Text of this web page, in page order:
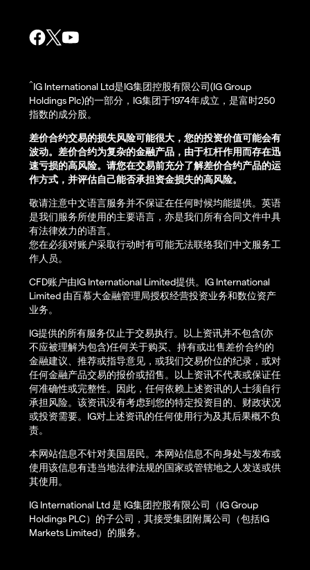
^IG International Ltd是IG集团控股有限公司(IG Group
Holdings Plc)的一部分，IG集团于1974年成立，是富时250
指数的成分股。
差价合约交易的损失风险可能很大，您的投资价值可能会有
波动。差价合约为复杂的金融产品，由于杠杆作用而存在迅
速亏损的高风险。请您在交易前充分了解差价合约产品的运
作方式，并评估自己能否承担资金损失的高风险。
敬请注意中文语言服务并不保证在任何时候均能提供。英语
是我们服务所使用的主要语言，亦是我们所有合同文件中具
有法律效力的语言。
您在必须对账户采取行动时有可能无法联络我们中文服务工
作人员。
CFD账户由IG International Limited提供。IG International
Limited 由百慕大金融管理局授权经营投资业务和数位资产
业务。
IG提供的所有服务仅止于交易执行。以上资讯并不包含(亦
不应被理解为包含)任何关于购买、持有或出售差价合约的
金融建议、推荐或指导意见，或我们交易价位的纪录，或对
任何金融产品交易的报价或招售。以上资讯不代表或保证任
何准确性或完整性。因此，任何依赖上述资讯的人士须自行
承担风险。该资讯没有考虑到您的特定投资目的、财政状况
或投资需要。IG对上述资讯的任何使用行为及其后果概不负
责。
本网站信息不针对美国居民。本网站信息不向身处与发布或
使用该信息有违当地法律法规的国家或管辖地之人发送或供
其使用。
IG International Ltd 是 IG集团控股有限公司（IG Group
Holdings PLC）的子公司，其接受集团附属公司（包括IG
Markets Limited）的服务。